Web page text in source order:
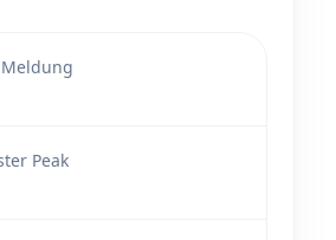
Peak